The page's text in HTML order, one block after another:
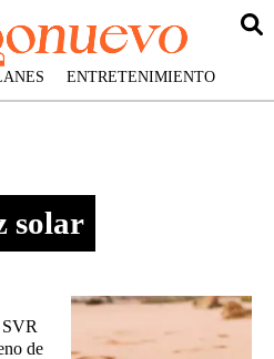
ENTRETENIMIENTO
solar
SVR
de